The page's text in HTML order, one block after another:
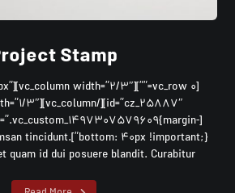
Stamp
accumsan tincidunt.
quam id dui posuere blandit. Curabitur ...